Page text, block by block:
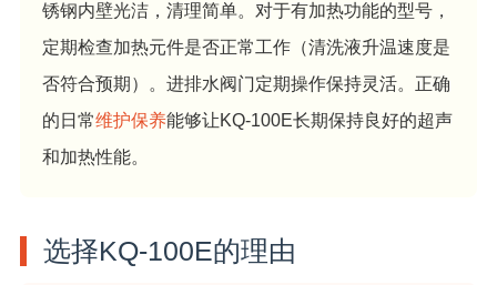
锈钢内壁光洁，清理简单。对于有加热功能的型号，
定期检查加热元件是否正常工作（清洗液升温速度是
否符合预期）。进排水阀门定期操作保持灵活。正确
的日常维护保养能够让KQ-100E长期保持良好的超声
和加热性能。
选择KQ-100E的理由